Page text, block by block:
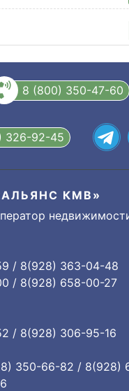
8 (800) 350-47-60
326-92-45
КМВ»
/ 8(928) 363-04-48
/ 8(928) 658-00-27
/ 8(928) 306-95-16
350-66-82 / 8(928)